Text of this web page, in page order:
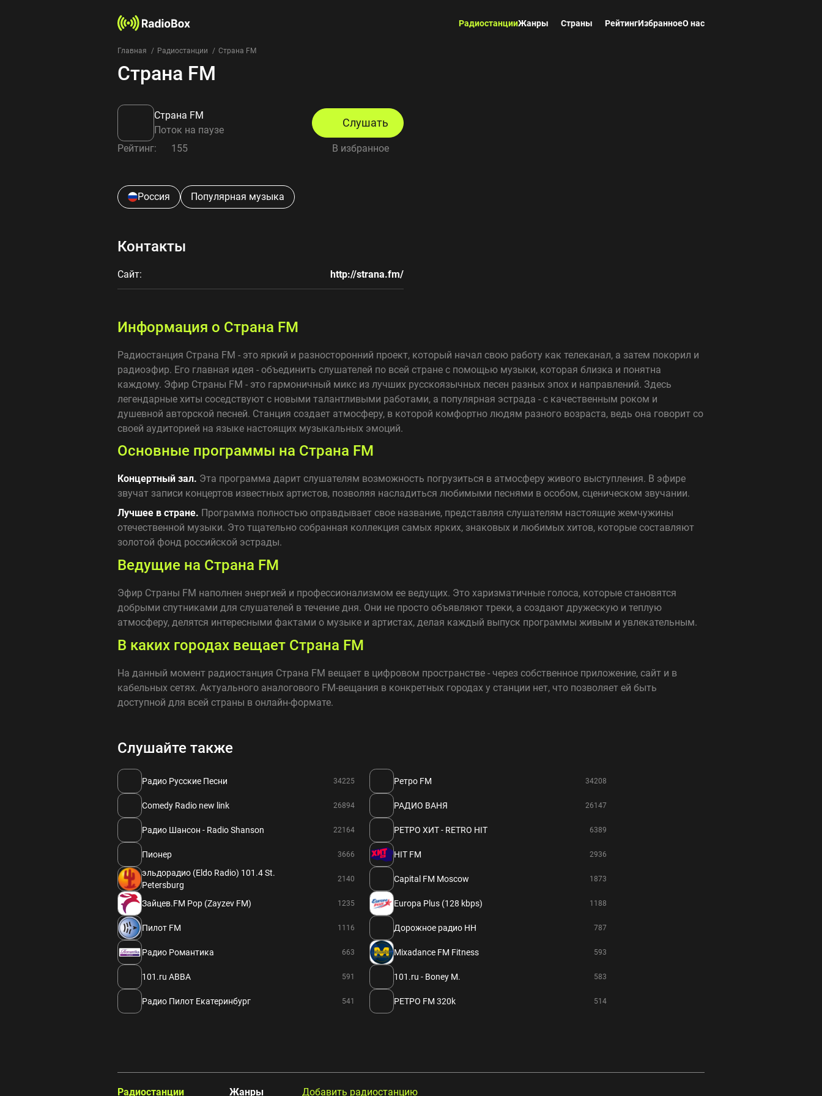
РадиостанцииЖанры Страны РейтингИзбранноеО нас
Главная Радиостанции Страна FM
Страна FM
Страна FM
Поток на паузе
Слушать
Рейтинг: 155 В избранное
Россия Популярная музыка
Контакты
Сайт: http://strana.fm/
Информация о Страна FM
Радиостанция Страна FM - это яркий и разносторонний проект, который начал свою работу как телеканал, а затем покорил и
радиоэфир. Его главная идея - объединить слушателей по всей стране с помощью музыки, которая близка и понятна
каждому. Эфир Страны FM - это гармоничный микс из лучших русскоязычных песен разных эпох и направлений. Здесь
легендарные хиты соседствуют с новыми талантливыми работами, а популярная эстрада - с качественным роком и
душевной авторской песней. Станция создает атмосферу, в которой комфортно людям разного возраста, ведь она говорит со
своей аудиторией на языке настоящих музыкальных эмоций.
Основные программы на Страна FM
Концертный зал. Эта программа дарит слушателям возможность погрузиться в атмосферу живого выступления. В эфире
звучат записи концертов известных артистов, позволяя насладиться любимыми песнями в особом, сценическом звучании.
Лучшее в стране. Программа полностью оправдывает свое название, представляя слушателям настоящие жемчужины
отечественной музыки. Это тщательно собранная коллекция самых ярких, знаковых и любимых хитов, которые составляют
золотой фонд российской эстрады.
Ведущие на Страна FM
Эфир Страны FM наполнен энергией и профессионализмом ее ведущих. Это харизматичные голоса, которые становятся
добрыми спутниками для слушателей в течение дня. Они не просто объявляют треки, а создают дружескую и теплую
атмосферу, делятся интересными фактами о музыке и артистах, делая каждый выпуск программы живым и увлекательным.
В каких городах вещает Страна FM
На данный момент радиостанция Страна FM вещает в цифровом пространстве - через собственное приложение, сайт и в
кабельных сетях. Актуального аналогового FM-вещания в конкретных городах у станции нет, что позволяет ей быть
доступной для всей страны в онлайн-формате.
Слушайте также
Радио Русские Песни 34225 Ретро FM 34208
Comedy Radio new link 26894 РАДИО ВАНЯ 26147
Радио Шансон - Radio Shanson 22164 РЕТРО ХИТ - RETRO HIT 6389
Пионер 3666 HIT FM 2936
эльдорадио (Eldo Radio) 101.4 St.
Petersburg
2140 Capital FM Moscow 1873
Зайцев.FM Pop (Zayzev FM) 1235 Europa Plus (128 kbps) 1188
Пилот FM 1116 Дорожное радио НН 787
Радио Романтика 663 Mixadance FM Fitness 593
101.ru ABBA 591 101.ru - Boney M. 583
Радио Пилот Екатеринбург 541 РЕТРО FM 320k 514
Радиостанции Жанры Добавить радиостанцию